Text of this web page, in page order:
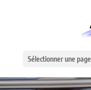
Sélectionner une page